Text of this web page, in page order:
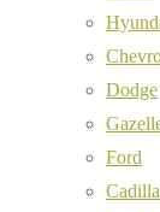
Dodge
Ford